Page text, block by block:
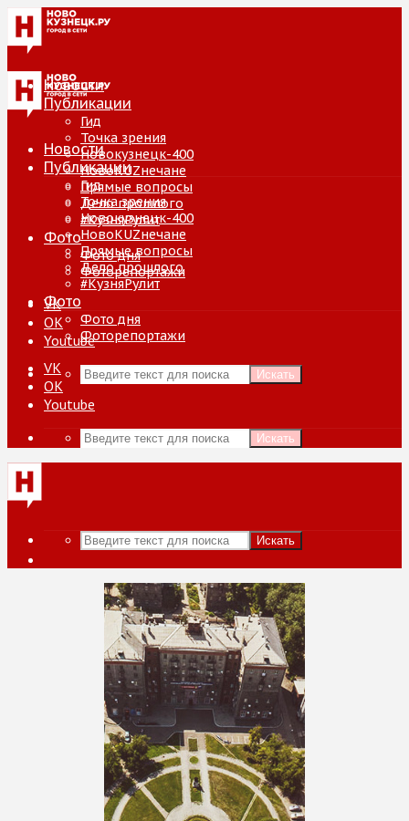
Новости
Публикации
Гид
Точка зрения
Новокузнецк-400
НовоKUZнечане
Прямые вопросы
Дело прошлого
#КузняРулит
Фото
Фото дня
Фоторепортажи
VK
ОК
Youtube
Искать
Новости
Публикации
Гид
Точка зрения
Новокузнецк-400
НовоKUZнечане
Прямые вопросы
Дело прошлого
#КузняРулит
Фото
Фото дня
Фоторепортажи
VK
ОК
Youtube
Искать
Искать